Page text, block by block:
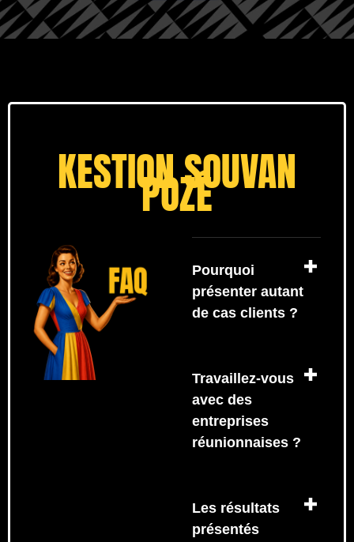
KESTION SOUVAN
POZÉ
Pourquoi
présenter autant
de cas clients ?
Travaillez-vous
avec des
entreprises
réunionnaises ?
Les résultats
présentés